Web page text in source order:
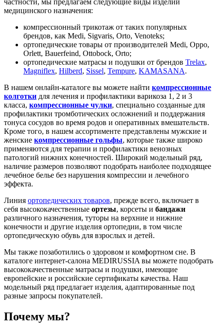
частности, мы предлагаем следующие виды изделий
медицинского назначения:
компрессионный трикотаж от таких популярных
брендов, как Medi, Sigvaris, Orto, Venoteks;
ортопедические товары от производителей Medi, Oppo,
Orlett, Bauerfeind, Ottobock, Orto;
ортопедические матрасы и подушки от брендов Trelax,
Magniflex, Hilberd, Sissel, Tempure, KAMASANA.
В нашем онлайн-каталоге вы можете найти компрессионные
колготки для лечения и профилактики варикоза 1, 2 и 3
класса, компрессионные чулки, специально созданные для
профилактики тромботических осложнений и поддержания
тонуса сосудов во время родов и оперативных вмешательств.
Кроме того, в нашем ассортименте представлены мужские и
женские компрессионные гольфы, которые также широко
применяются для терапии и профилактики венозных
патологий нижних конечностей. Широкий модельный ряд,
наличие размеров позволяют подобрать наиболее подходящее
лечебное белье без нарушения компрессии и лечебного
эффекта.
Линия ортопедических товаров, прежде всего, включает в
себя высококачественные ортезы, корсеты и бандажи
различного назначения, туторы на верхние и нижние
конечности и другие изделия ортопедии, в том числе
ортопедическую обувь для взрослых и детей.
Мы также позаботились о здоровом и комфортном сне. В
каталоге интернет-салона MEDIRUSSIA вы можете подобрать
высококачественные матрасы и подушки, имеющие
европейские и российские сертификаты качества. Наш
модельный ряд предлагает изделия, адаптированные под
разные запросы покупателей.
Почему мы?